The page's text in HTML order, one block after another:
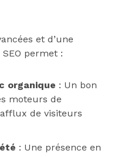
et d’une
permet :
organique : Un bon
moteurs de
de visiteurs
: Une présence en